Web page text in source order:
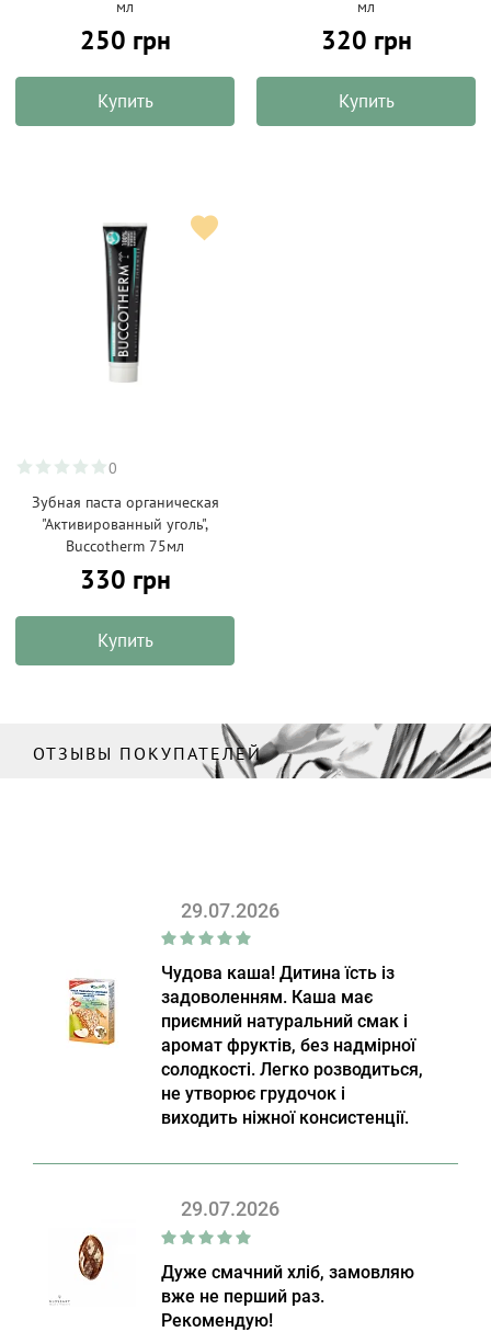
мл
250 грн
Купить
мл
320 грн
Купить
0
Зубная паста органическая
"Активированный уголь",
Buccotherm 75мл
330 грн
Купить
ОТЗЫВЫ ПОКУПАТЕЛЕЙ
29.07.2026
Чудова каша! Дитина їсть із
задоволенням. Каша має
приємний натуральний смак і
аромат фруктів, без надмірної
солодкості. Легко розводиться,
не утворює грудочок і
виходить ніжної консистенції.
29.07.2026
Дуже смачний хліб, замовляю
вже не перший раз.
Рекомендую!